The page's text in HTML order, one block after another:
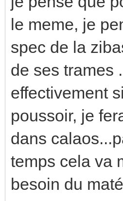
le meme, je
spec de la
de ses trames .
effectivement
poussoir, je
dans
temps cela va
besoin du